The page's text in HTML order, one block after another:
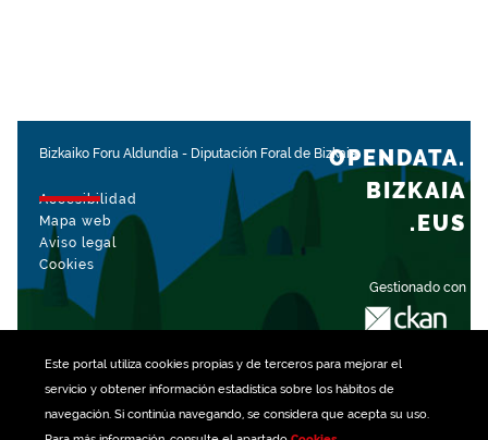
Este portal utiliza cookiespropias y de terceros para mejorar el
servicio y obtener información estadística sobre los hábitos de
navegación. Si continúa navegando, se considera que acepta su uso.
Bizkaiko Foru Aldundia - Diputación Foral de Bizkaia
Accesibilidad
Mapa web
Aviso legal
Cookies
Gestionado con
OPENDATA.
BIZKAIA
.EUS